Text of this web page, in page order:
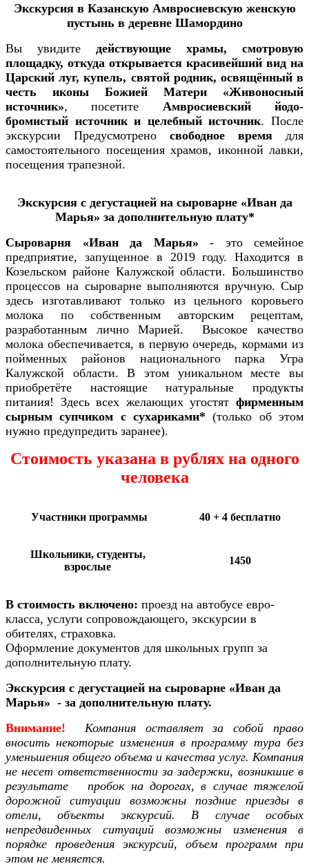
Экскурсия в Казанскую Амвросиевскую женскую
пустынь в деревне Шамордино
Вы увидите действующие храмы, смотровую
площадку, откуда открывается красивейший вид на
Царский луг, купель, святой родник, освящённый в
честь иконы Божией Матери «Живоносный
источник», посетите Амвросиевский йодо-
бромистый источник и целебный источник. После
экскурсии Предусмотрено свободное время для
самостоятельного посещения храмов, иконной лавки,
посещения трапезной.
Экскурсия с дегустацией на сыроварне «Иван да
Марья» за дополнительную плату*
Сыроварня «Иван да Марья» - это семейное
предприятие, запущенное в 2019 году. Находится в
Козельском районе Калужской области. Большинство
процессов на сыроварне выполняются вручную. Сыр
здесь изготавливают только из цельного коровьего
молока по собственным авторским рецептам,
разработанным лично Марией. Высокое качество
молока обеспечивается, в первую очередь, кормами из
пойменных районов национального парка Угра
Калужской области. В этом уникальном месте вы
приобретёте настоящие натуральные продукты
питания! Здесь всех желающих угостят фирменным
сырным супчиком с сухариками* (только об этом
нужно предупредить заранее).
Стоимость указана в рублях на одного
человека
Участники программы 40 + 4 бесплатно
Школьники, студенты,
взрослые
1450
В стоимость включено: проезд на автобусе евро-
класса, услуги сопровождающего, экскурсии в
обителях, страховка.
Оформление документов для школьных групп за
дополнительную плату.
Экскурсия с дегустацией на сыроварне «Иван да
Марья» - за дополнительную плату.
Внимание!
Компания оставляет за собой право
вносить некоторые изменения в программу тура без
уменьшения общего объема и качества услуг. Компания
не несет ответственности за задержки, возникшие в
результате пробок на дорогах, в случае тяжелой
дорожной ситуации возможны поздние приезды в
отели, объекты экскурсий. В случае особых
непредвиденных ситуаций возможны изменения в
порядке проведения экскурсий, объем программ при
этом не меняется.